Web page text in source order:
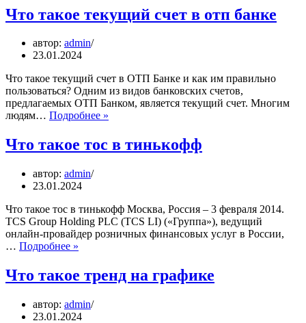
финтить
в
Что такое текущий счет в отп банке
автор: admin
23.01.2024
Что такое текущий счет в ОТП Банке и как им правильно
пользоваться? Одним из видов банковских счетов,
предлагаемых ОТП Банком, является текущий счет. Многим
людям… Подробнее »
текущий
счет
Что такое тос в тинькофф
автор: admin
23.01.2024
Что такое тос в тинькофф Москва, Россия – 3 февраля 2014.
TCS Group Holding PLC (TCS LI) («Группа»), ведущий
онлайн-провайдер розничных финансовых услуг в России,
… Подробнее »
в
Что такое тренд на графике
автор: admin
23.01.2024